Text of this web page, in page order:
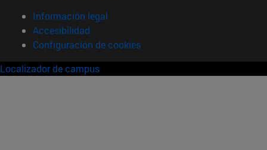
Información legal
Accesibilidad
Configuración de cookies
Localizador de campus